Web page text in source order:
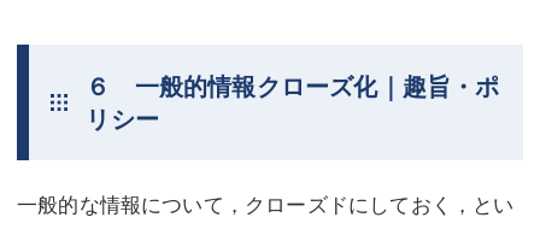
６ 一般的情報クローズ化｜趣旨・ポ
リシー
一般的な情報について，クローズドにしておく，とい